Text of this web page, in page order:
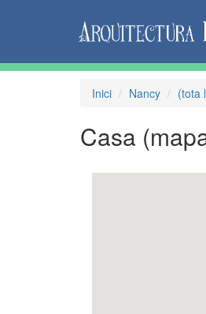
Inici Nancy (tota
Casa